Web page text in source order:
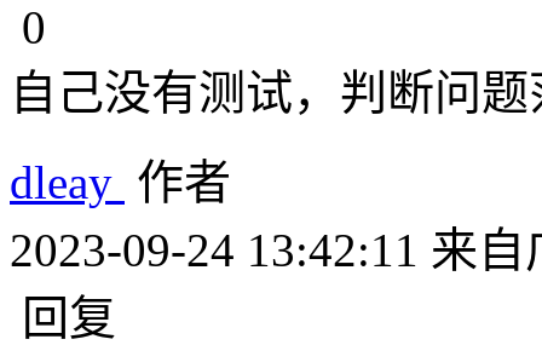
0
自己没有测试，判断问
dleay 作者
2023-09-24 13:42:11 来自
回复